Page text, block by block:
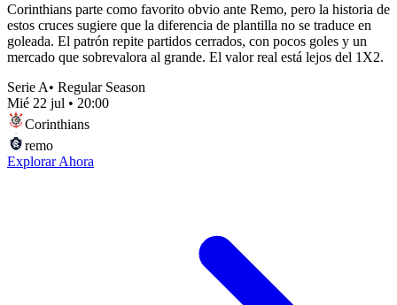
Corinthians parte como favorito obvio ante Remo, pero la historia de
estos cruces sugiere que la diferencia de plantilla no se traduce en
goleada. El patrón repite partidos cerrados, con pocos goles y un
mercado que sobrevalora al grande. El valor real está lejos del 1X2.
Serie A• Regular Season
Mié 22 jul • 20:00
Corinthians
remo
Explorar Ahora